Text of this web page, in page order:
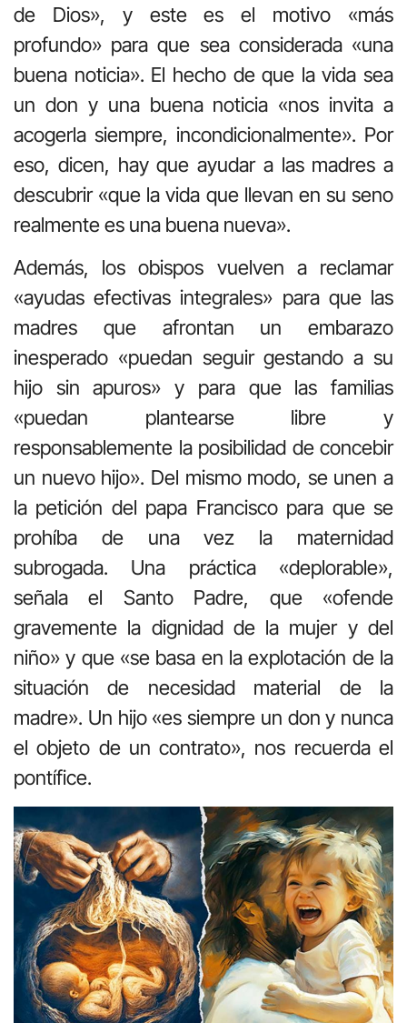
de Dios», y este es el motivo «más
profundo» para que sea considerada «una
buena noticia». El hecho de que la vida sea
un don y una buena noticia «nos invita a
acogerla siempre, incondicionalmente». Por
eso, dicen, hay que ayudar a las madres a
descubrir «que la vida que llevan en su seno
realmente es una buena nueva».
Además, los obispos vuelven a reclamar
«ayudas efectivas integrales» para que las
madres que afrontan un embarazo
inesperado «puedan seguir gestando a su
hijo sin apuros» y para que las familias
«puedan plantearse libre y
responsablemente la posibilidad de concebir
un nuevo hijo». Del mismo modo, se unen a
la petición del papa Francisco para que se
prohíba de una vez la maternidad
subrogada. Una práctica «deplorable»,
señala el Santo Padre, que «ofende
gravemente la dignidad de la mujer y del
niño» y que «se basa en la explotación de la
situación de necesidad material de la
madre». Un hijo «es siempre un don y nunca
el objeto de un contrato», nos recuerda el
pontífice.